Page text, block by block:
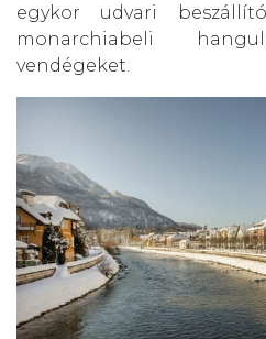
egykor udvari
monarchiabeli
vendégeket.